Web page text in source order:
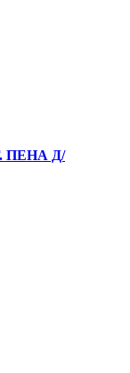
ПЕНА Д/